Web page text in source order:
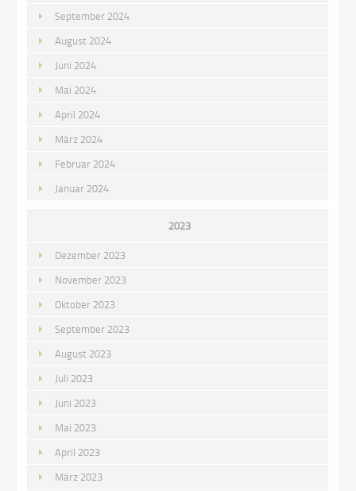
September 2024
August 2024
Juni 2024
Mai 2024
April 2024
März 2024
Februar 2024
Januar 2024
2023
Dezember 2023
November 2023
Oktober 2023
September 2023
August 2023
Juli 2023
Juni 2023
Mai 2023
April 2023
März 2023